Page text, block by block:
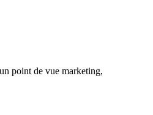
point de vue marketing,